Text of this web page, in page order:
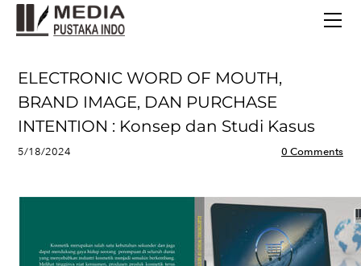
ELECTRONIC WORD OF MOUTH,
BRAND IMAGE, DAN PURCHASE
INTENTION : Konsep dan Studi Kasus
5/18/2024 0 Comments